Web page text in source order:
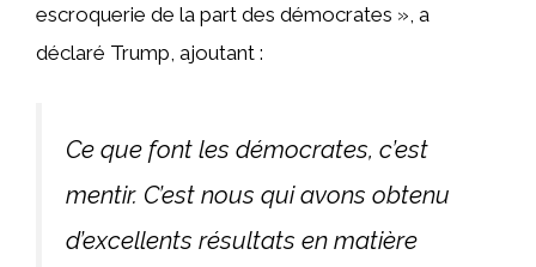
escroquerie de la part des démocrates », a
déclaré Trump, ajoutant :
Ce que font les démocrates, c’est
mentir. C’est nous qui avons obtenu
d’excellents résultats en matière